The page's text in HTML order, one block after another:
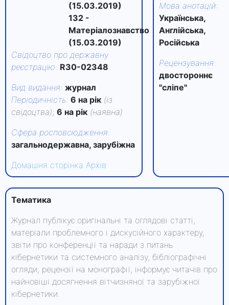
(15.03.2019)
132 -
Матеріалознавство
(15.03.2019)
Свідоцтво про державну
реєстрацію: R30-02348
Вид видання: журнал
Періодичність: 6 на рік (із
свідоцтва); 6 на рік (наявна)
Сфера росповсюдження:
загальнодержавна, зарубіжна
Домашня сторінка Архів
Мова анотацій:
Українська,
Англійська,
Російська
Рецензування:
двостороннє
"сліпе"
Тематика
Журнал публікує оригінальні та оглядові статті,
матеріали проблемного і дискусійного характеру,
звіти про конференції та наради з питань
кібернетики та системного аналізу, бібліографічні
огляди, рецензії на монографії, інформує читачів про
найновіші досягнення вітчизняної та зарубіжної
кібернетики.